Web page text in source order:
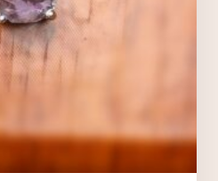
au bon fonctionnement